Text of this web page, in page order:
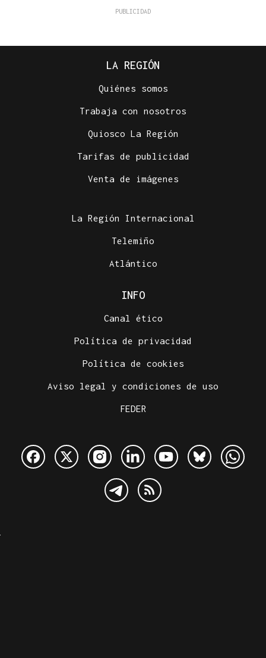
LA REGIÓN
Quiénes somos
Trabaja con nosotros
Quiosco La Región
Tarifas de publicidad
Venta de imágenes
La Región Internacional
Telemiño
Atlántico
INFO
Canal ético
Política de privacidad
Política de cookies
Aviso legal y condiciones de uso
FEDER